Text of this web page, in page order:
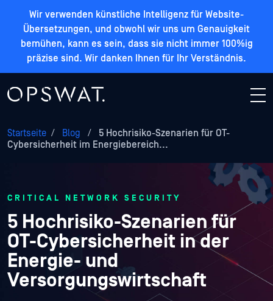
Wir verwenden künstliche Intelligenz für Website-
Übersetzungen, und obwohl wir uns um Genauigkeit
bemühen, kann es sein, dass sie nicht immer 100%ig
präzise sind. Wir danken Ihnen für Ihr Verständnis.
Startseite / Blog /
5 Hochrisiko-Szenarien für OT-
Cybersicherheit im Energiebereich...
CRITICAL NETWORK SECURITY
5 Hochrisiko-Szenarien für
OT-Cybersicherheit in der
Energie- und
Versorgungswirtschaft